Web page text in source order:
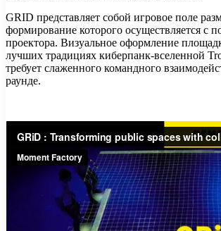
GRID представляет собой игровое поле
формирование которого осуществляется с
проектора. Визуальное оформление
лучших традициях киберпанк-вселенной
требует слаженного командного
раунде.